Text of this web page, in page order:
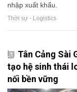
nhập xuất khẩu.
Thời sự - Logistics
Tân Cảng Sài
tạo hệ sinh thái
nối bền vững